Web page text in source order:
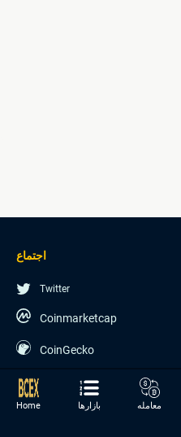
اجتماع
Twitter
Coinmarketcap
CoinGecko
Home بازارها معامله